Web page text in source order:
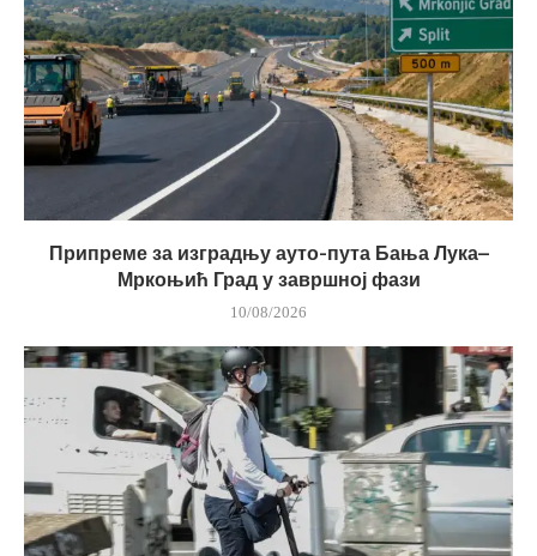
Припреме за изградњу ауто-пута Бања Лука–
Мркоњић Град у завршној фази
10/08/2026